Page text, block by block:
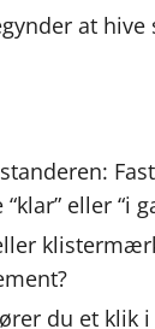
at
eller “i
du et klik